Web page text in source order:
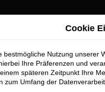
Cookie
bestmögliche Nutzung
Ihre Präferenzen und
späteren Zeitpunkt Ihre
zum Umfang der